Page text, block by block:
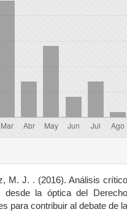
M. J. . (2016). Análisis crítico
la óptica del Derecho
para contribuir al debate de la